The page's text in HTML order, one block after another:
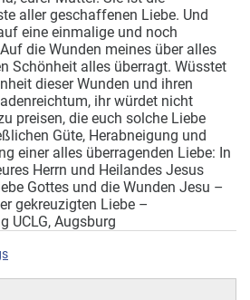
aller geschaffenen Liebe. Und
eine einmalige und noch
die Wunden meines über alles
Schönheit alles überragt. Wüsstet
dieser Wunden und ihren
ihr würdet nicht
preisen, die euch solche Liebe
Güte, Herabneigung und
einer alles überragenden Liebe: In
Herrn und Heilandes Jesus
Gottes und die Wunden Jesu –
gekreuzigten Liebe –
UCLG, Augsburg